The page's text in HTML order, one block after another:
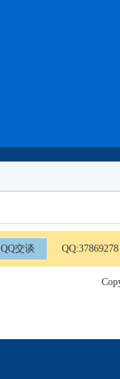
QQ交谈 QQ:37869278